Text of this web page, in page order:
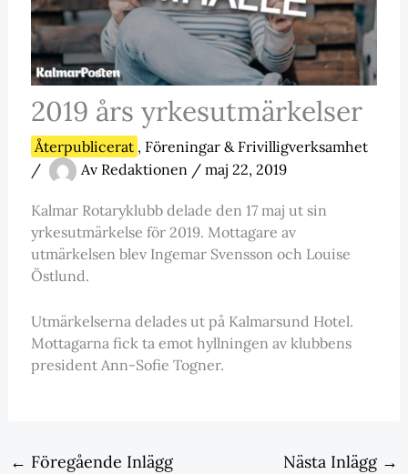
2019 års yrkesutmärkelser
Återpublicerat , Föreningar & Frivilligverksamhet
/
Av Redaktionen / maj 22, 2019
Kalmar Rotaryklubb delade den 17 maj ut sin
yrkesutmärkelse för 2019. Mottagare av
utmärkelsen blev Ingemar Svensson och Louise
Östlund.
Utmärkelserna delades ut på Kalmarsund Hotel.
Mottagarna fick ta emot hyllningen av klubbens
president Ann-Sofie Togner.
← Föregående Inlägg Nästa Inlägg →